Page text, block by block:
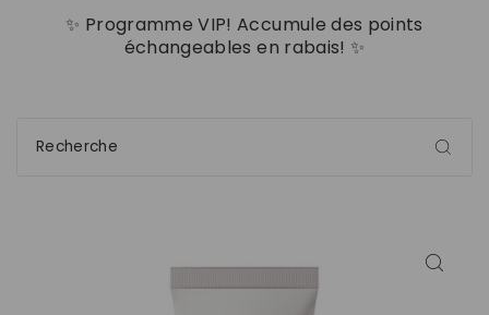
✨ Programme VIP! Accumule des points
échangeables en rabais! ✨